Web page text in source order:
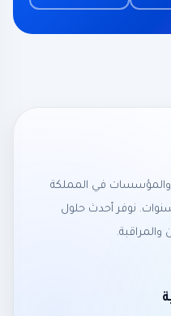
والمؤسسات في المملكة
السعودية منذ أكثر من ٨ سنوات. نوفر أحدث حلول
والمراقبة.